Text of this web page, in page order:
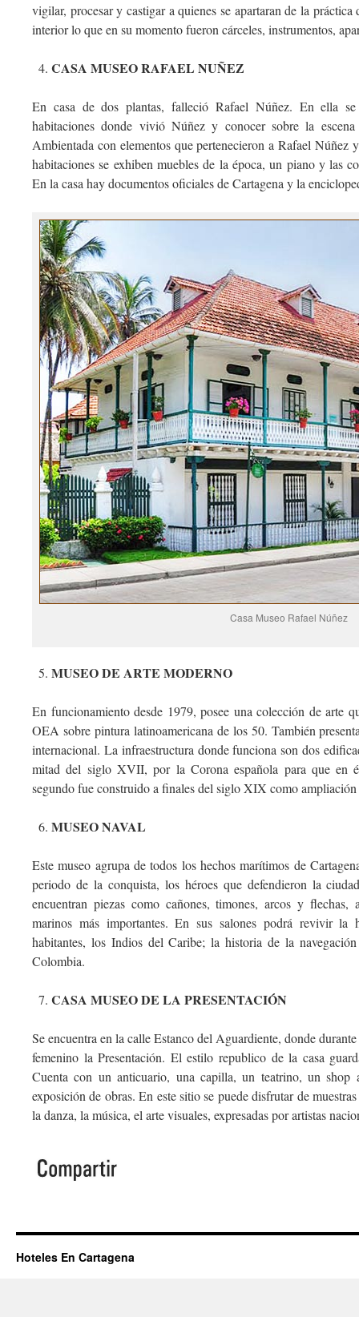
vigilar, procesar y castigar a quienes se apartaran de la
interior lo que en su momento fueron cárceles, instrumentos,
CASA MUSEO RAFAEL NUÑEZ
En casa de dos plantas, falleció Rafael Núñez. En ella
habitaciones donde vivió Núñez y conocer sobre la
Ambientada con elementos que pertenecieron a Rafael Núñez
habitaciones se exhiben muebles de la época, un piano y las
En la casa hay documentos oficiales de Cartagena y la
Casa Museo Rafael Núñez
MUSEO DE ARTE MODERNO
En funcionamiento desde 1979, posee una colección de arte
OEA sobre pintura latinoamericana de los 50. También
internacional. La infraestructura donde funciona son dos
mitad del siglo XVII, por la Corona española para que en
segundo fue construido a finales del siglo XIX como ampliación
MUSEO NAVAL
Este museo agrupa de todos los hechos marítimos de
periodo de la conquista, los héroes que defendieron la
encuentran piezas como cañones, timones, arcos y
marinos más importantes. En sus salones podrá revivir la
habitantes, los Indios del Caribe; la historia de la
Colombia.
CASA MUSEO DE LA PRESENTACIÓN
Se encuentra en la calle Estanco del Aguardiente, donde
femenino la Presentación. El estilo republico de la casa
Cuenta con un anticuario, una capilla, un teatrino, un shop
exposición de obras. En este sitio se puede disfrutar de
la danza, la música, el arte visuales, expresadas por artistas
Hoteles En Cartagena